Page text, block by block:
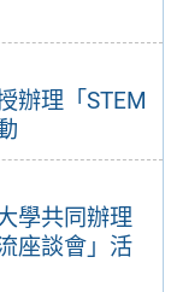
辦理「STEM
學共同辦理
座談會」活